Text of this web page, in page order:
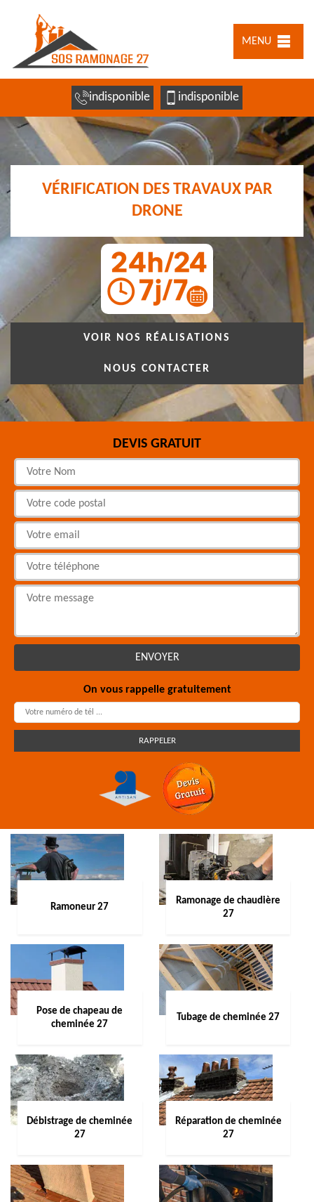
MENU
indisponible indisponible
VÉRIFICATION DES TRAVAUX PAR
DRONE
VOIR NOS RÉALISATIONS
NOUS CONTACTER
DEVIS GRATUIT
On vous rappelle gratuitement
Ramoneur 27
Ramonage de chaudière
27
Pose de chapeau de
cheminée 27
Tubage de cheminée 27
Débistrage de cheminée
27
Réparation de cheminée
27